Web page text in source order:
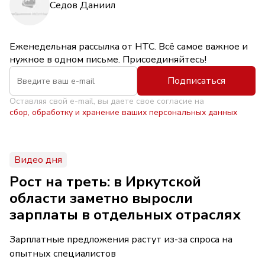
Седов Даниил
Еженедельная рассылка от НТС. Всё самое важное и
нужное в одном письме. Присоединяйтесь!
Подписаться
Оставляя свой e-mail, вы даете свое согласие на
сбор, обработку и хранение ваших персональных данных
Видео дня
Рост на треть: в Иркутской
области заметно выросли
зарплаты в отдельных отраслях
Зарплатные предложения растут из-за спроса на
опытных специалистов